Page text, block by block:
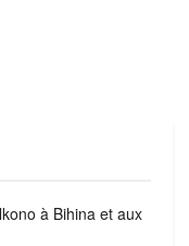
à Bihina et aux